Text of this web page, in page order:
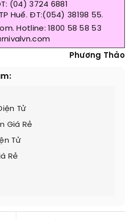
(04) 3724 6881
Huế. ĐT:(054) 38198 55.
Hotline: 1800 58 58 53
Phương Thảo
Tử
Giá Rẻ
Tử
Rẻ